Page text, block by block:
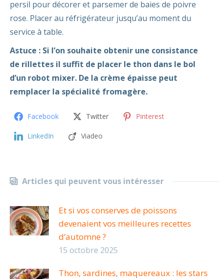
persil pour décorer et parsemer de baies de poivre
rose. Placer au réfrigérateur jusqu’au moment du
service à table.
Astuce : Si l’on souhaite obtenir une consistance
de rillettes il suffit de placer le thon dans le bol
d’un robot mixer. De la crème épaisse peut
remplacer la spécialité fromagère.
Facebook Twitter Pinterest
LinkedIn Viadeo
Articles qui peuvent vous intéresser
Et si vos conserves de poissons
devenaient vos meilleures recettes
d’automne ?
15 octobre 2025
Thon, sardines, maquereaux : les stars